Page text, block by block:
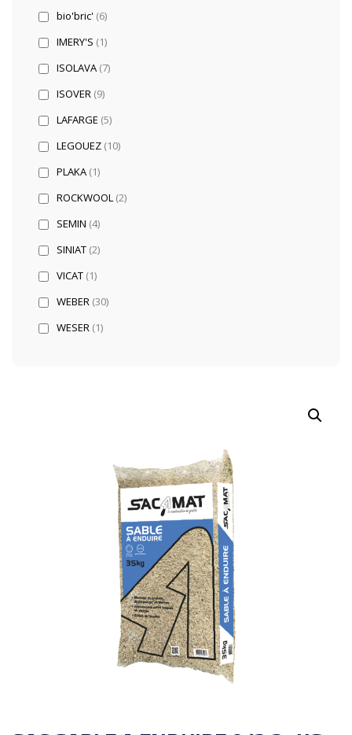
bio'bric' (6)
IMERY'S (1)
ISOLAVA (7)
ISOVER (9)
LAFARGE (5)
LEGOUEZ (10)
PLAKA (1)
ROCKWOOL (2)
SEMIN (4)
SINIAT (2)
VICAT (1)
WEBER (30)
WESER (1)